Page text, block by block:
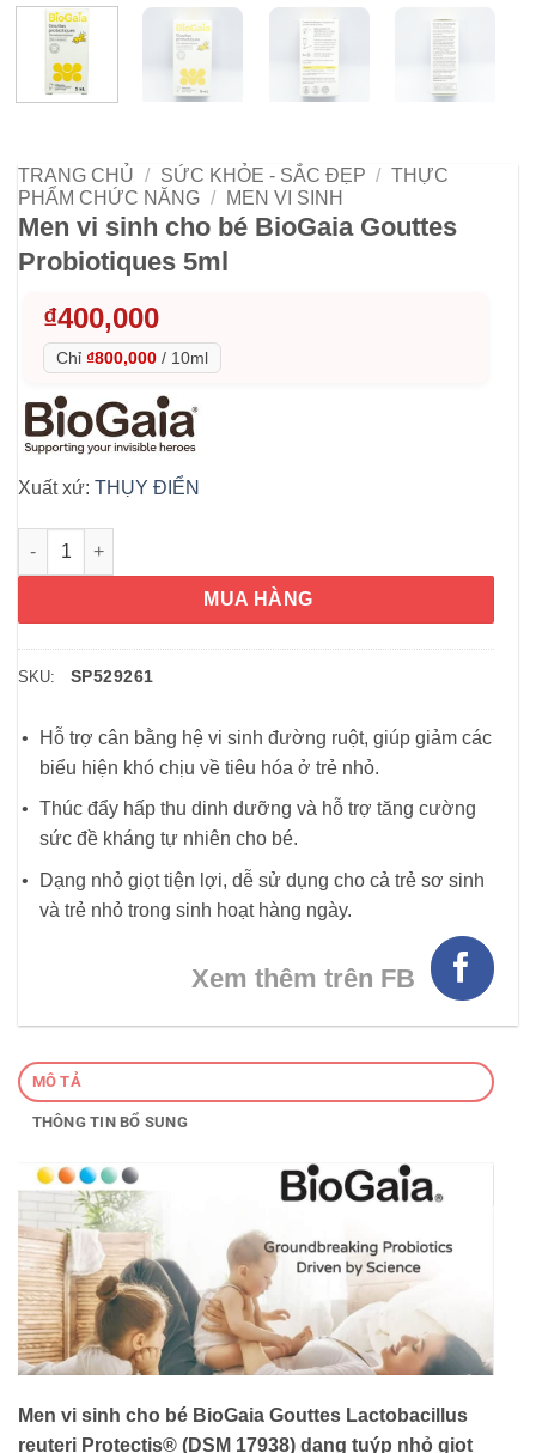
TRANG CHỦ / SỨC KHỎE - SẮC ĐẸP / THỰC
PHẨM CHỨC NĂNG / MEN VI SINH
Men vi sinh cho bé BioGaia Gouttes
Probiotiques 5ml
₫400,000
Chỉ ₫800,000 / 10ml
Xuất xứ: THỤY ĐIỂN
Men vi sinh cho bé BioGaia Gouttes Probiotiques 5ml số lượng
MUA HÀNG
SKU: SP529261
Hỗ trợ cân bằng hệ vi sinh đường ruột, giúp giảm các
biểu hiện khó chịu về tiêu hóa ở trẻ nhỏ.
Thúc đẩy hấp thu dinh dưỡng và hỗ trợ tăng cường
sức đề kháng tự nhiên cho bé.
Dạng nhỏ giọt tiện lợi, dễ sử dụng cho cả trẻ sơ sinh
và trẻ nhỏ trong sinh hoạt hàng ngày.
Xem thêm trên FB
MÔ TẢ
THÔNG TIN BỔ SUNG
Men vi sinh cho bé BioGaia Gouttes Lactobacillus
reuteri Protectis® (DSM 17938) dạng tuýp nhỏ giọt